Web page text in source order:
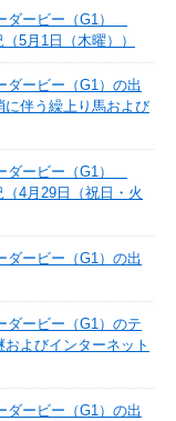
ダービー（G1）
5月1日（木曜））
ダービー（G1）の出
伴う繰上り馬および
ダービー（G1）
4月29日（祝日・火
ダービー（G1）の出
ダービー（G1）のテ
およびインターネット
ダービー（G1）の出